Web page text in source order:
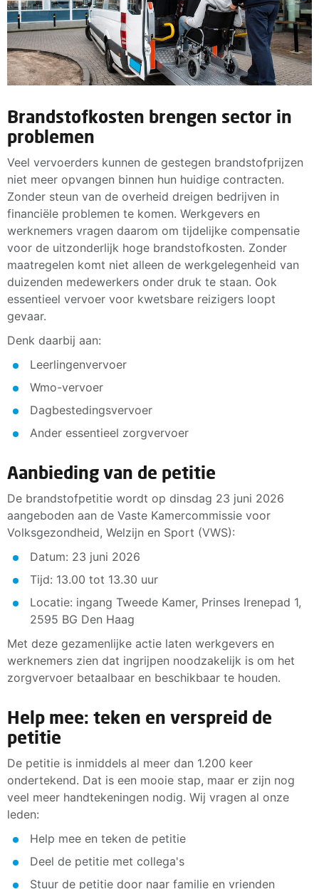
Brandstofkosten brengen sector in
problemen
Veel vervoerders kunnen de gestegen brandstofprijzen
niet meer opvangen binnen hun huidige contracten.
Zonder steun van de overheid dreigen bedrijven in
financiële problemen te komen. Werkgevers en
werknemers vragen daarom om tijdelijke compensatie
voor de uitzonderlijk hoge brandstofkosten. Zonder
maatregelen komt niet alleen de werkgelegenheid van
duizenden medewerkers onder druk te staan. Ook
essentieel vervoer voor kwetsbare reizigers loopt
gevaar.
Denk daarbij aan:
Leerlingenvervoer
Wmo-vervoer
Dagbestedingsvervoer
Ander essentieel zorgvervoer
Aanbieding van de petitie
De brandstofpetitie wordt op dinsdag 23 juni 2026
aangeboden aan de Vaste Kamercommissie voor
Volksgezondheid, Welzijn en Sport (VWS):
Datum: 23 juni 2026
Tijd: 13.00 tot 13.30 uur
Locatie: ingang Tweede Kamer, Prinses Irenepad 1,
2595 BG Den Haag
Met deze gezamenlijke actie laten werkgevers en
werknemers zien dat ingrijpen noodzakelijk is om het
zorgvervoer betaalbaar en beschikbaar te houden.
Help mee: teken en verspreid de
petitie
De petitie is inmiddels al meer dan 1.200 keer
ondertekend. Dat is een mooie stap, maar er zijn nog
veel meer handtekeningen nodig. Wij vragen al onze
leden:
Help mee en teken de petitie
Deel de petitie met collega's
Stuur de petitie door naar familie en vrienden